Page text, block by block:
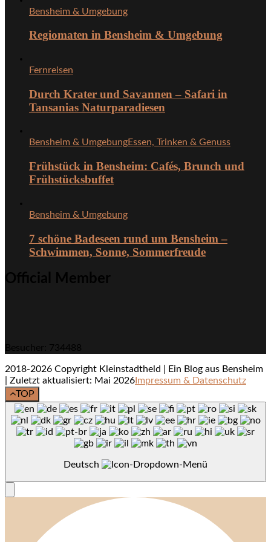
Bensheim & Umgebung
Regiomaten in Bensheim & Umgebung
Fernreisen
Durch Krater und Savannen – Safari in
Tansanias Naturparadiesen
Bensheim & UmgebungEssen, Trinken & Genuss
Frühstück in Bensheim: Cafés, Brunch und
Frühstücksbuffet
Bensheim & Umgebung
7 schöne Badeseen rund um Bensheim –
Schwimmen, Sonne, Sommerfreude
Official Member
Besucher: 734488
2018-2026 Copyright Kleinstadtheld | Ein Blog aus Bensheim
| Zuletzt aktualisiert: Mai 2026 Impressum & Datenschutz
TOP
Deutsch